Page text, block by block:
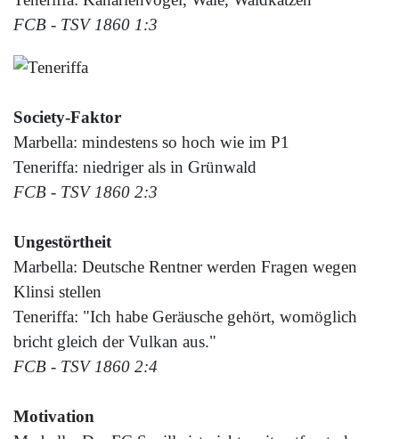
FCB - TSV 1860 1:3
Society-Faktor
Marbella: mindestens so hoch wie im P1
Teneriffa: niedriger als in Grünwald
FCB - TSV 1860 2:3
Ungestörtheit
Marbella: Deutsche Rentner werden Fragen wegen
Klinsi stellen
Teneriffa: "Ich habe Geräusche gehört, womöglich
bricht gleich der Vulkan aus."
FCB - TSV 1860 2:4
Motivation